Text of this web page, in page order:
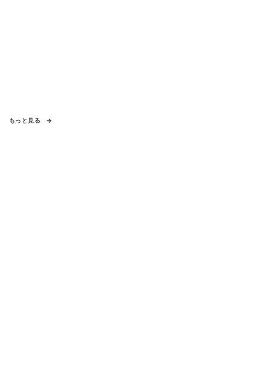
もっと見る